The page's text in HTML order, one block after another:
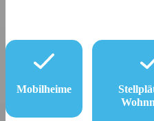
Mobilheime